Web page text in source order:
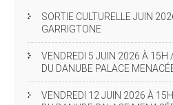
SORTIE CULTURELLE JUIN
GARRIGTONE
VENDREDI 5 JUIN 2026 À 15H
DU DANUBE PALACE
VENDREDI 12 JUIN 2026 À